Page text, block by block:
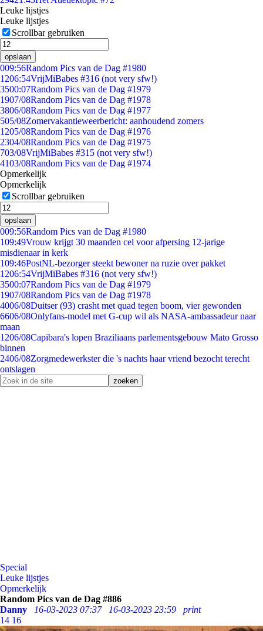
Leuke lijstjes
Leuke lijstjes
Scrollbar gebruiken
opslaan
009:56Random Pics van de Dag #1980
1206:54VrijMiBabes #316 (not very sfw!)
3500:07Random Pics van de Dag #1979
1907/08Random Pics van de Dag #1978
3806/08Random Pics van de Dag #1977
505/08Zomervakantieweerbericht: aanhoudend zomers
1205/08Random Pics van de Dag #1976
2304/08Random Pics van de Dag #1975
703/08VrijMiBabes #315 (not very sfw!)
4103/08Random Pics van de Dag #1974
Opmerkelijk
Opmerkelijk
Scrollbar gebruiken
opslaan
009:56Random Pics van de Dag #1980
109:49Vrouw krijgt 30 maanden cel voor afpersing 12-jarige
misdienaar in kerk
109:46PostNL-bezorger steekt bewoner na ruzie over pakket
1206:54VrijMiBabes #316 (not very sfw!)
3500:07Random Pics van de Dag #1979
1907/08Random Pics van de Dag #1978
4006/08Duitser (93) crasht met quad tegen boom, vier gewonden
6606/08Onlyfans-model met G-cup wil als NASA-ambassadeur naar
maan
1206/08Capibara's lopen Braziliaans parlementsgebouw Mato Grosso
binnen
2406/08Zorgmedewerkster die 's nachts haar vriend bezocht terecht
ontslagen
Special
Leuke lijstjes
Opmerkelijk
Random Pics van de Dag #886
Danny
16-03-2023 07:37 16-03-2023 23:59
print
14 16